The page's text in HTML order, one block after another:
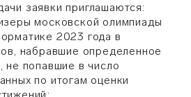
заявки приглашаются:
московской олимпиады
2023 года в
набравшие определенное
не попавшие в число
по итогам оценки